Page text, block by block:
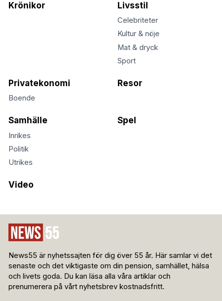
Krönikor Livsstil
Celebriteter
Kultur & nöje
Mat & dryck
Sport
Privatekonomi
Boende
Resor
Samhälle
Inrikes
Politik
Utrikes
Spel
Video
News55 är nyhetssajten för dig över 55 år. Här samlar vi det
senaste och det viktigaste om din pension, samhället, hälsa
och livets goda. Du kan läsa alla våra artiklar och
prenumerera på vårt nyhetsbrev kostnadsfritt.